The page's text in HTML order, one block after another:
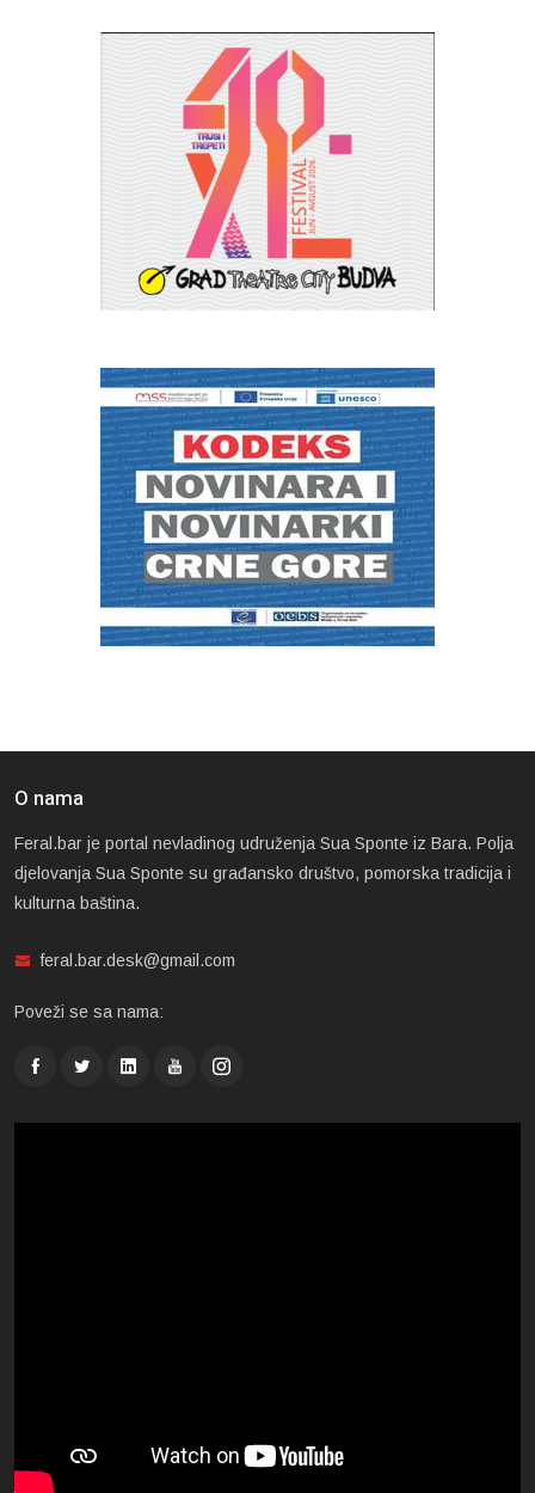
O nama
Feral.bar je portal nevladinog udruženja Sua Sponte iz Bara. Polja
djelovanja Sua Sponte su građansko društvo, pomorska tradicija i
kulturna baština.
feral.bar.desk@gmail.com
Poveži se sa nama: